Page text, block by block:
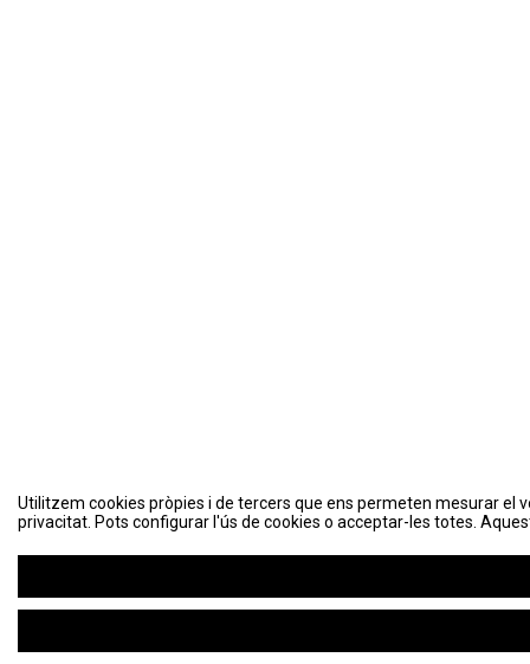
Utilitzem cookies pròpies i de tercers que ens permeten mesurar el
privacitat. Pots configurar l'ús de cookies o acceptar-les totes.
Utilitzem cookies pròpies i de tercers que ens permeten mesurar el
privacitat. Pots configurar l'ús de cookies o acceptar-les totes.